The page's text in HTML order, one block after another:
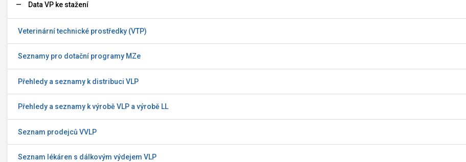
Data VP ke stažení
Veterinární technické prostředky (VTP)
Seznamy pro dotační programy MZe
Přehledy a seznamy k distribuci VLP
Přehledy a seznamy k výrobě VLP a výrobě LL
Seznam prodejců VVLP
Seznam lékáren s dálkovým výdejem VLP